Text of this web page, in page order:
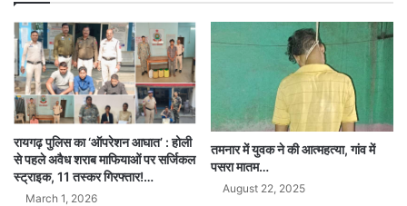
रायगढ़ पुलिस का ‘ऑपरेशन आघात’ : होली
से पहले अवैध शराब माफियाओं पर सर्जिकल
स्ट्राइक, 11 तस्कर गिरफ्तार!…
March 1, 2026
तमनार में युवक ने की आत्महत्या, गांव में
पसरा मातम…
August 22, 2025